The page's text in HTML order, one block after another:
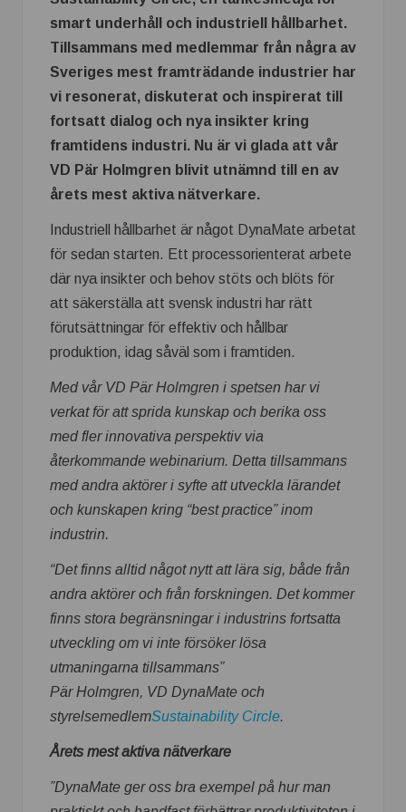
smart underhåll och industriell hållbarhet.
Tillsammans med medlemmar från några av
Sveriges mest framträdande industrier har
vi resonerat, diskuterat och inspirerat till
fortsatt dialog och nya insikter kring
framtidens industri. Nu är vi glada att vår
VD Pär Holmgren blivit utnämnd till en av
årets mest aktiva nätverkare.
Industriell hållbarhet är något DynaMate arbetat
för sedan starten. Ett processorienterat arbete
där nya insikter och behov stöts och blöts för
att säkerställa att svensk industri har rätt
förutsättningar för effektiv och hållbar
produktion, idag såväl som i framtiden.
Med vår VD Pär Holmgren i spetsen har vi
verkat för att sprida kunskap och berika oss
med fler innovativa perspektiv via
återkommande webinarium. Detta tillsammans
med andra aktörer i syfte att utveckla lärandet
och kunskapen kring “best practice” inom
industrin.
“Det finns alltid något nytt att lära sig, både från
andra aktörer och från forskningen. Det kommer
finns stora begränsningar i industrins fortsatta
utveckling om vi inte försöker lösa
utmaningarna tillsammans”
Pär Holmgren, VD DynaMate och
styrelsemedlemSustainability Circle.
Årets mest aktiva nätverkare
”DynaMate ger oss bra exempel på hur man